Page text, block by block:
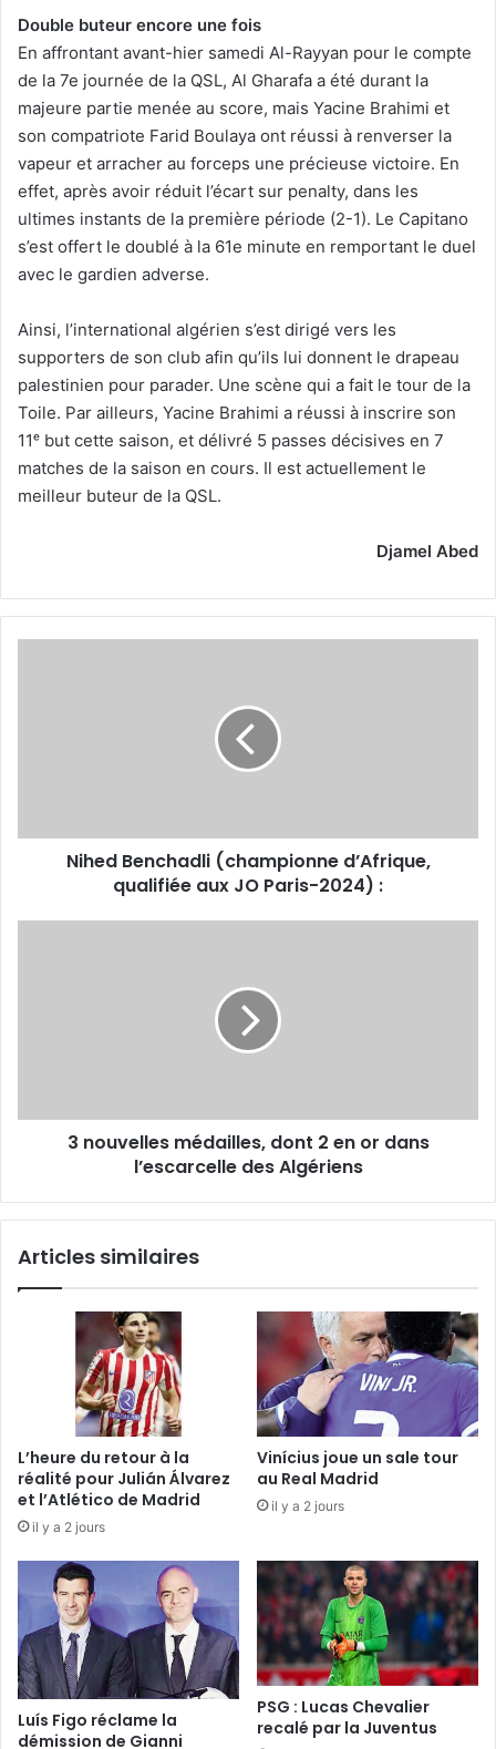
Double buteur encore une fois
En affrontant avant-hier samedi Al-Rayyan pour le compte
de la 7e journée de la QSL, Al Gharafa a été durant la
majeure partie menée au score, mais Yacine Brahimi et
son compatriote Farid Boulaya ont réussi à renverser la
vapeur et arracher au forceps une précieuse victoire. En
effet, après avoir réduit l’écart sur penalty, dans les
ultimes instants de la première période (2-1). Le Capitano
s’est offert le doublé à la 61e minute en remportant le duel
avec le gardien adverse.
Ainsi, l’international algérien s’est dirigé vers les
supporters de son club afin qu’ils lui donnent le drapeau
palestinien pour parader. Une scène qui a fait le tour de la
Toile. Par ailleurs, Yacine Brahimi a réussi à inscrire son
11ᵉ but cette saison, et délivré 5 passes décisives en 7
matches de la saison en cours. Il est actuellement le
meilleur buteur de la QSL.
Djamel Abed
2024)
Nihed Benchadli (championne d’Afrique,
qualifiée aux JO Paris-2024) :
l’escarcelle
3 nouvelles médailles, dont 2 en or dans
l’escarcelle des Algériens
Articles similaires
L’heure du retour à la
réalité pour Julián Álvarez
et l’Atlético de Madrid
il y a 2 jours
Vinícius joue un sale tour
au Real Madrid
il y a 2 jours
Luís Figo réclame la
démission de Gianni
PSG : Lucas Chevalier
recalé par la Juventus